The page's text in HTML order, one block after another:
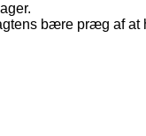
bære præg af